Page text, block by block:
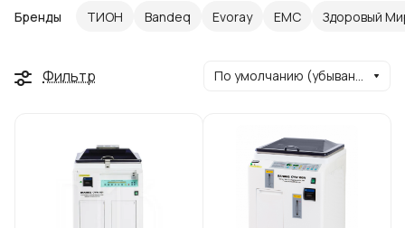
Бренды ТИОН Bandeq Evoray ЕМС Здоровый
Фильтр По умолчанию (убывание)